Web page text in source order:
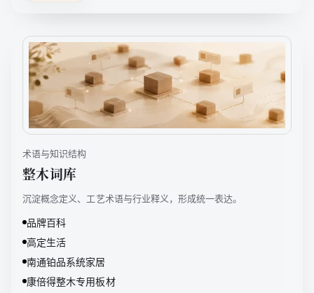
术语与知识结构
整木词库
沉淀概念定义、工艺术语与行业释义，形成统一表达。
品牌百科
高定生活
南通铂品系统家居
康倍得整木专用板材